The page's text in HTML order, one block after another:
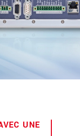
UNE